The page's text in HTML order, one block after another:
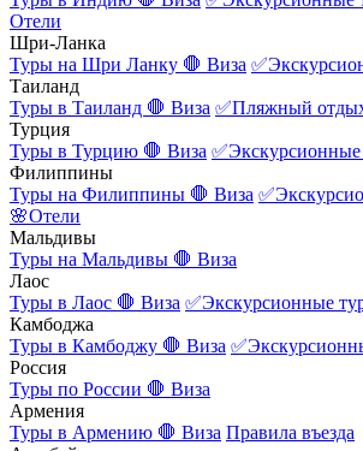
Отели
Шри-Ланка
Туры на Шри Ланку 🛑 Виза
Таиланд
Туры в Таиланд 🛑 Виза ✅Пляжный
Турция
Туры в Турцию 🛑 Виза
Филиппины
Туры на Филиппины 🛑 Виза
🌸Отели
Мальдивы
Туры на Мальдивы 🛑 Виза
Лаос
Туры в Лаос 🛑 Виза ✅Экскурсионные
Камбоджа
Туры в Камбоджу 🛑 Виза
Россия
Туры по России 🛑 Виза
Армения
Туры в Армению 🛑 Виза Правила въезда